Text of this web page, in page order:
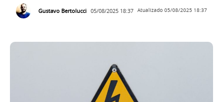
Gustavo Bertolucci 05/08/2025 18:37 Atualizado 05/08/2025 18:37